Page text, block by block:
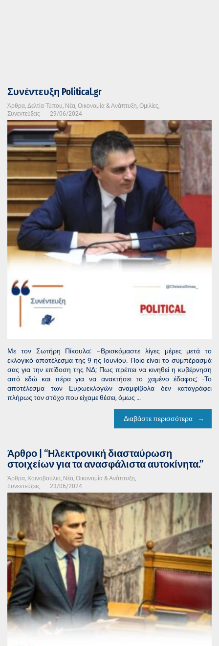
Συνέντευξη Political.gr
Άρθρα, Δελτία Τύπου, Νέα, Οικονομία & Ανάπτυξη, Ομιλίες,
Συνεντεύξεις
29/06/2024
Με τον Σωτήρη Πίκουλα: –Βρισκόμαστε λίγες μέρες μετά το
εκλογικό αποτέλεσμα της 9 ης Ιουνίου. Ποιο είναι το συμπέρασμά
σας για την επίδοση της ΝΔ; Πως πρέπει να κινηθεί η κυβέρνηση
από εδώ και πέρα για να ανακτήσει το χαμένο έδαφος; -Το
αποτέλεσμα των Ευρωεκλογών αναμφίβολα δεν καταγράφει
πλήρως τον στόχο που είχαμε θέσει, όμως …
Διαβάστε περισσότερα
Άρθρο | “Ηλεκτρονική διασταύρωση
στοιχείων για τα ανασφάλιστα αυτοκίνητα.”
Άρθρα Κοινοβούλιο Νέα Οικονομία & Ανάπτυξη
Συνεντεύξεις
23/06/2024